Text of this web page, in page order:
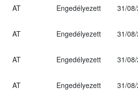
AT Engedélyezett 31/
AT Engedélyezett
31/
AT Engedélyezett 31/
AT Engedélyezett
31/